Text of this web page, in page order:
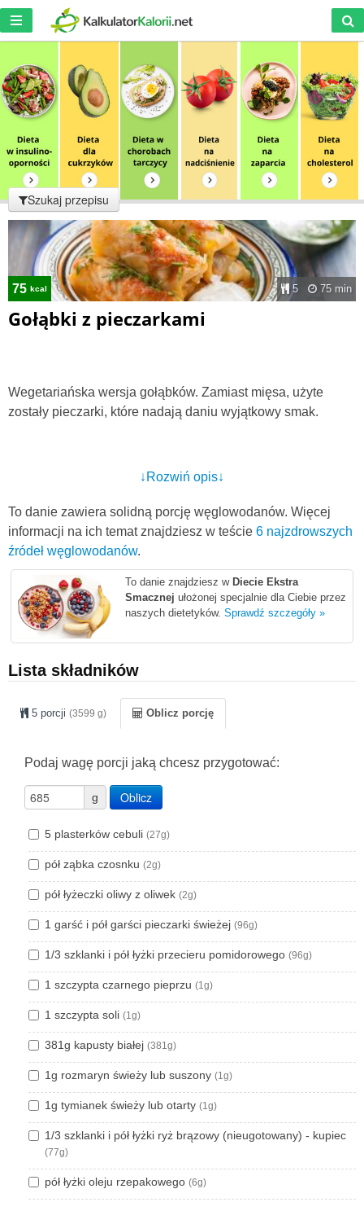
Szukaj przepisu
75 kcal 5 75 min
Gołąbki z pieczarkami
Wegetariańska wersja gołąbków. Zamiast mięsa, użyte
zostały pieczarki, które nadają daniu wyjątkowy smak.
↓Rozwiń opis↓
To danie zawiera solidną porcję węglowodanów. Więcej
informacji na ich temat znajdziesz w teście 6 najzdrowszych
źródeł węglowodanów.
To danie znajdziesz w Diecie Ekstra
Smacznej ułożonej specjalnie dla Ciebie przez
naszych dietetyków. Sprawdź szczegóły »
Lista składników
5 porcji (3599 g) Oblicz porcję
Podaj wagę porcji jaką chcesz przygotować:
g Oblicz
5 plasterków cebuli (27g)
pół ząbka czosnku (2g)
pół łyżeczki oliwy z oliwek (2g)
1 garść i pół garści pieczarki świeżej (96g)
1/3 szklanki i pół łyżki przecieru pomidorowego (96g)
1 szczypta czarnego pieprzu (1g)
1 szczypta soli (1g)
381g kapusty białej (381g)
1g rozmaryn świeży lub suszony (1g)
1g tymianek świeży lub otarty (1g)
1/3 szklanki i pół łyżki ryż brązowy (nieugotowany) - kupiec
(77g)
pół łyżki oleju rzepakowego (6g)